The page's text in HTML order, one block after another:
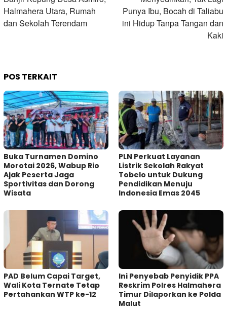
Halmahera Utara, Rumah
dan Sekolah Terendam
Punya Ibu, Bocah di Taliabu
ini Hidup Tanpa Tangan dan
Kaki
POS TERKAIT
Buka Turnamen Domino
Morotai 2026, Wabup Rio
Ajak Peserta Jaga
Sportivitas dan Dorong
Wisata
PLN Perkuat Layanan
Listrik Sekolah Rakyat
Tobelo untuk Dukung
Pendidikan Menuju
Indonesia Emas 2045
PAD Belum Capai Target,
Wali Kota Ternate Tetap
Pertahankan WTP ke-12
Ini Penyebab Penyidik PPA
Reskrim Polres Halmahera
Timur Dilaporkan ke Polda
Malut